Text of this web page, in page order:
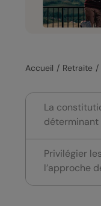
Accueil Retraite
La
déterminant
Privilégier
l’approche